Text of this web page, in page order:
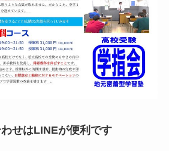
せはLINEが便利です